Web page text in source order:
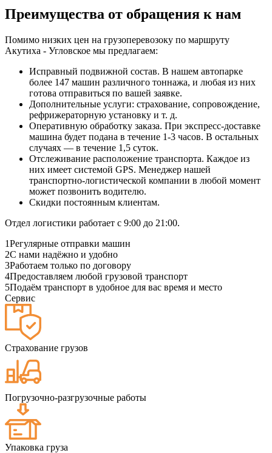
Преимущества от обращения к нам
Помимо низких цен на грузоперевозоку по маршруту
Акутиха - Угловское мы предлагаем:
Исправный подвижной состав. В нашем автопарке
более 147 машин различного тоннажа, и любая из них
готова отправиться по вашей заявке.
Дополнительные услуги: страхование, сопровождение,
рефрижераторную установку и т. д.
Оперативную обработку заказа. При экспресс-доставке
машина будет подана в течение 1-3 часов. В остальных
случаях — в течение 1,5 суток.
Отслеживание расположение транспорта. Каждое из
них имеет системой GPS. Менеджер нашей
транспортно-логистической компании в любой момент
может позвонить водителю.
Скидки постоянным клиентам.
Отдел логистики работает с 9:00 до 21:00.
1Регулярные отправки машин
2С нами надёжно и удобно
3Работаем только по договору
4Предоставляем любой грузовой транспорт
5Подаём транспорт в удобное для вас время и место
Сервис
Страхование грузов
Погрузочно-разгрузочные работы
Упаковка груза